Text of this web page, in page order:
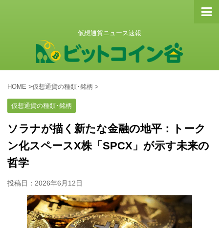
仮想通貨ニュース速報
HOME >仮想通貨の種類･銘柄 >
仮想通貨の種類･銘柄
ソラナが描く新たな金融の地平：トーク
ン化スペースX株「SPCX」が示す未来の
哲学
投稿日： 2026年6月12日